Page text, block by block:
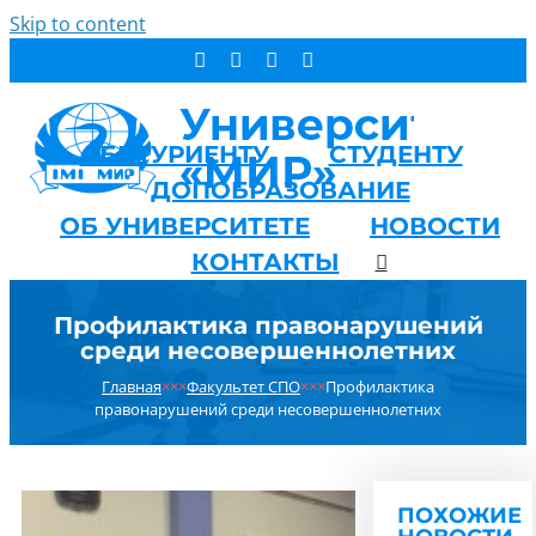
Skip to content
АБИТУРИЕНТУ
СТУДЕНТУ
ДОПОБРАЗОВАНИЕ
ОБ УНИВЕРСИТЕТЕ
НОВОСТИ
КОНТАКТЫ
Профилактика правонарушений
среди несовершеннолетних
Главная×××Факультет СПО×××Профилактика
правонарушений среди несовершеннолетних
ПОХОЖИЕ